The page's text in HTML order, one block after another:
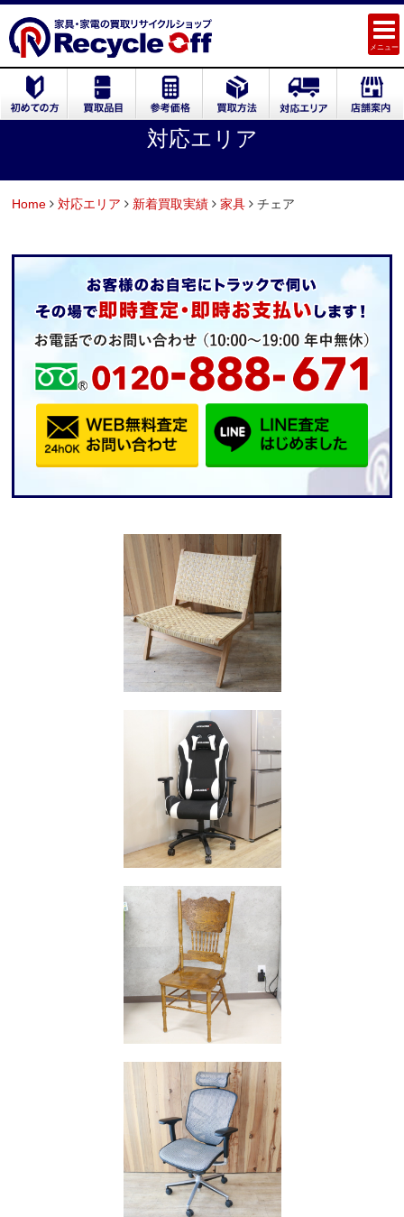
メニュー
対応エリア
Home 対応エリア 新着買取実績 家具 チェア